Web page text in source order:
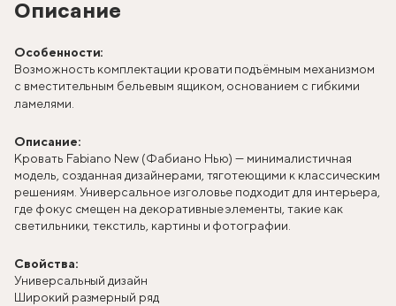
Описание
Особенности:
Возможность комплектации кровати подъёмным механизмом
с вместительным бельевым ящиком, основанием с гибкими
ламелями.
Описание:
Кровать Fabiano New (Фабиано Нью) — минималистичная
модель, созданная дизайнерами, тяготеющими к классическим
решениям. Универсальное изголовье подходит для интерьера,
где фокус смещен на декоративные элементы, такие как
светильники, текстиль, картины и фотографии.
Свойства:
Универсальный дизайн
Широкий размерный ряд